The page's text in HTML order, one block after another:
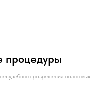
процедуры
разрешения налоговых